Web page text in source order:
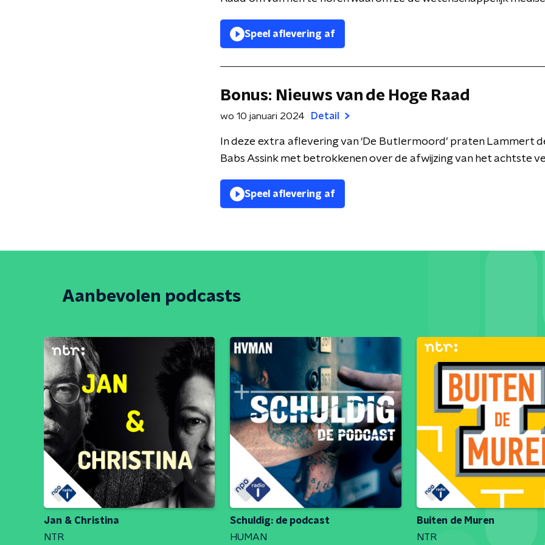
Speel aflevering af
Bonus: Nieuws van de Hoge Raad
wo 10 januari 2024 Detail
In deze extra aflevering van ‘De Butlermoord’ praten Lammert
Babs Assink met betrokkenen over de afwijzing van het achtste
Speel aflevering af
Aanbevolen podcasts
Jan & Christina
NTR
Schuldig: de podcast
HUMAN
Buiten de Muren
NTR